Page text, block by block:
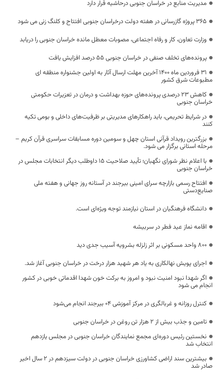
مدیریت منابع در خراسان جنوبی درحاشیه قرار دارد
۳۶۵ پروژه گازرسانی در هفته دولت درخراسان جنوبی افتتاح و کلنگ زنی می شود
وزارت تعاون، کار و رفاه اجتماعی، مصوبات معطل مانده خراسان جنوبی را دریابد
پرونده‌های تخلف صنفی در خراسان جنوبی ۵۵ درصد افزایش یافت
31 فروردین ماه 1400 آخرین مهلت ارسال آثار به اولین جشنواره منطقه ای
مطبوعات شرق کشور
کاهش ۲۳ درصدی پرونده‌های حوزه بهداشت و درمان در تعزیرات حکومتی
خراسان جنوبی
در شرایط تحریمی، باید راهکارهای مدیریتی بر ظرفیت‌های داخلی و بومی تکیه
کنند
بزرگترین رویداد قرآنی استان چهل و سومین دوره مسابقات سراسری قرآن کریم –
مرحله استانی برگزار می شود.
با اعلام نظر شورای نگهبان؛ تأیید صلاحیت ۱۵ داوطلب دیگر انتخابات مجلس در
خراسان جنوبی
افتتاح رسمی بازارچه سرای امینی بیرجند در آستانه روز جهانی و هفته ملی
صنایع‌دستی
دانشگاه فرهنگیان در استان نیازمند توجه ویژه‌ای است.
اقامه نماز عید فطر در سربیشه
۸۰۰ واحد مسکونی بر اثر زلزله بشرویه آسیب جدی دید
اجرای پویش نهالکاری به یاد هر شهید هزار درخت در خراسان جنوبی آغاز شد.
اگر شهدا نبود امنیت نبود و امروز به برکت خون شهدا اقدماتی خوبی در کشور
انجام می شود
کنترل روزانه و غربالگری در مرکز آموزشی ۰۴ بیرجند انجام می‌شود
تامین و جذب بیش از ۲ هزار تن روغن در خراسان جنوبی
نخستین رئیس دوره‌ای مجمع نمایندگان خراسان جنوبی در مجلس یازدهم
انتخاب شد
بیشترین سند اراضی کشاورزی خراسان جنوبی در دولت سیزدهم در ۲ سال اخیر
صادر شد